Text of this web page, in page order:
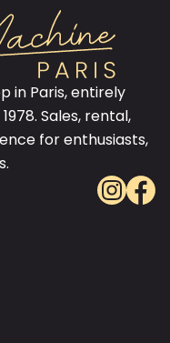
in Paris, entirely
Sales, rental,
for enthusiasts,